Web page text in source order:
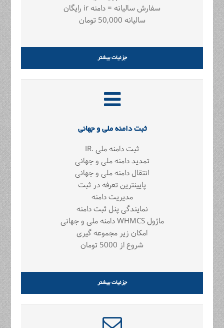
سفارش سالیانه = دامنه ir رایگان
سالیانه 50,000 تومان
جزئیات بیشتر
ثبت دامنه ملی و جهانی
ثبت دامنه ملی .IR
تمدید دامنه ملی و جهانی
انتقال دامنه ملی و جهانی
پایینترین تعرفه در ثبت
مدیریت دامنه
نمایندگی پنل ثبت دامنه
ماژول WHMCS دامنه ملی و جهانی
امکان زیر مجموعه گیری
شروع از 5000 تومان
جزئیات بیشتر